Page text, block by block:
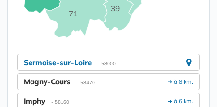
39
71
Sermoise-sur-Loire - 58000
➔ à 8 km.
Magny-Cours - 58470
➔ à 6 km.
Imphy - 58160